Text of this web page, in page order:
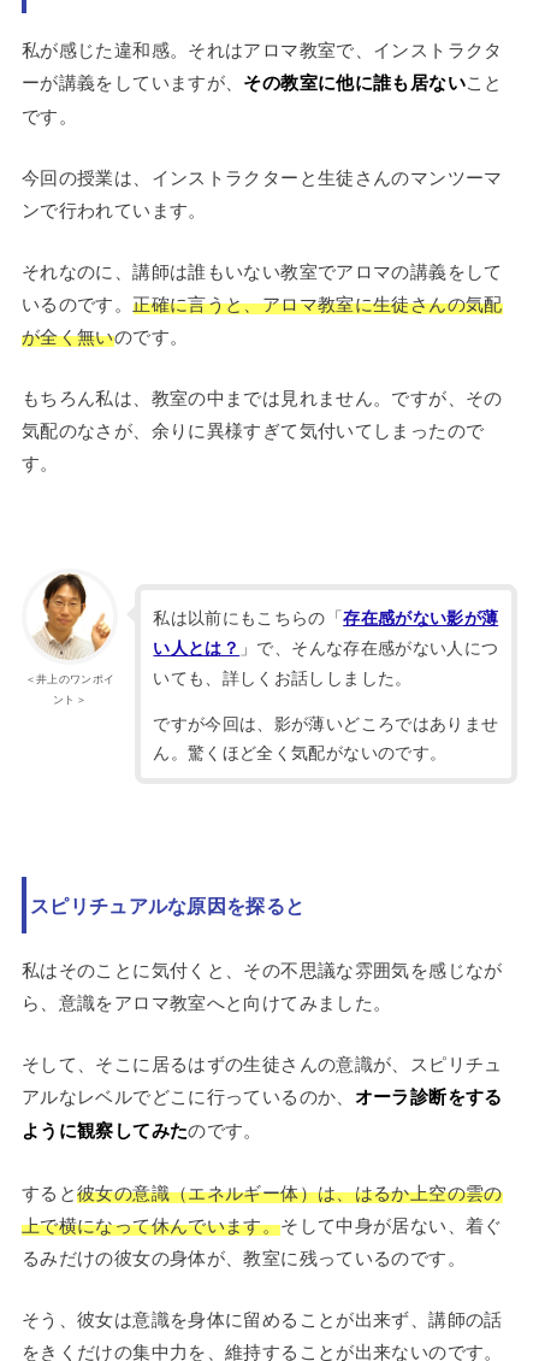
私が感じた違和感。それはアロマ教室で、インストラクタ
ーが講義をしていますが、 その教室に他に誰も居ないこと
です。
今回の授業は、インストラクターと生徒さんのマンツーマ
ンで行われています。
それなのに、講師は誰もいない教室でアロマの講義をして
いるのです。 正確に言うと、アロマ教室に生徒さんの気配
が全く無いのです。
もちろん私は、教室の中までは見れません。ですが、その
気配のなさが、余りに異様すぎて気付いてしまったので
す。
＜井上のワンポイ
ント＞
私は以前にもこちらの「存在感がない影が薄
い人とは？ 」で、そんな存在感がない人につ
いても、詳しくお話ししました。
ですが今回は、影が薄いどころではありませ
ん。驚くほど全く気配がないのです。
スピリチュアルな原因を探ると
私はそのことに気付くと、その不思議な雰囲気を感じなが
ら、意識をアロマ教室へと向けてみました。
そして、そこに居るはずの生徒さんの意識が、スピリチュ
アルなレベルでどこに行っているのか、 オーラ診断をする
ように観察してみたのです。
すると彼女の意識（エネルギー体）は、はるか上空の雲の
上で横になって休んでいます。そして中身が居ない、着ぐ
るみだけの彼女の身体が、教室に残っているのです。
そう、彼女は意識を身体に留めることが出来ず、講師の話
をきくだけの集中力を、維持することが出来ないのです。